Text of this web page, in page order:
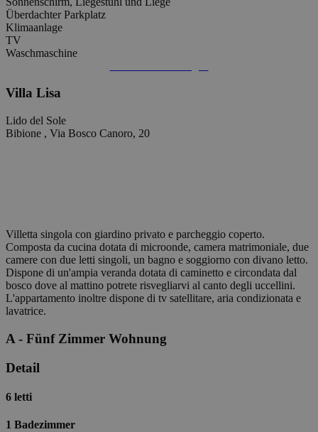
Überdachter Parkplatz
Klimaanlage
TV
Waschmaschine
Villa Lisa
Lido del Sole
Bibione , Via Bosco Canoro, 20
Villetta singola con giardino privato e parcheggio coperto.
Composta da cucina dotata di microonde, camera matrimoniale, due
camere con due letti singoli, un bagno e soggiorno con divano letto.
Dispone di un'ampia veranda dotata di caminetto e circondata dal
bosco dove al mattino potrete risvegliarvi al canto degli uccellini.
L'appartamento inoltre dispone di tv satellitare, aria condizionata e
lavatrice.
A - Fünf Zimmer Wohnung
Detail
6 letti
1 Badezimmer